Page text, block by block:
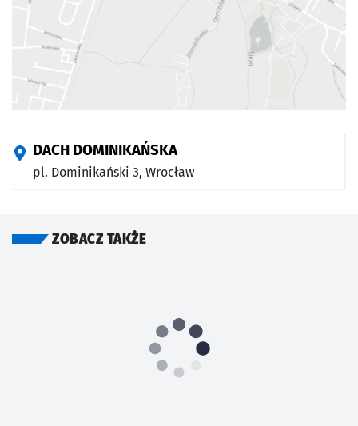
DACH DOMINIKAŃSKA
pl. Dominikański 3, Wrocław
ZOBACZ TAKŻE